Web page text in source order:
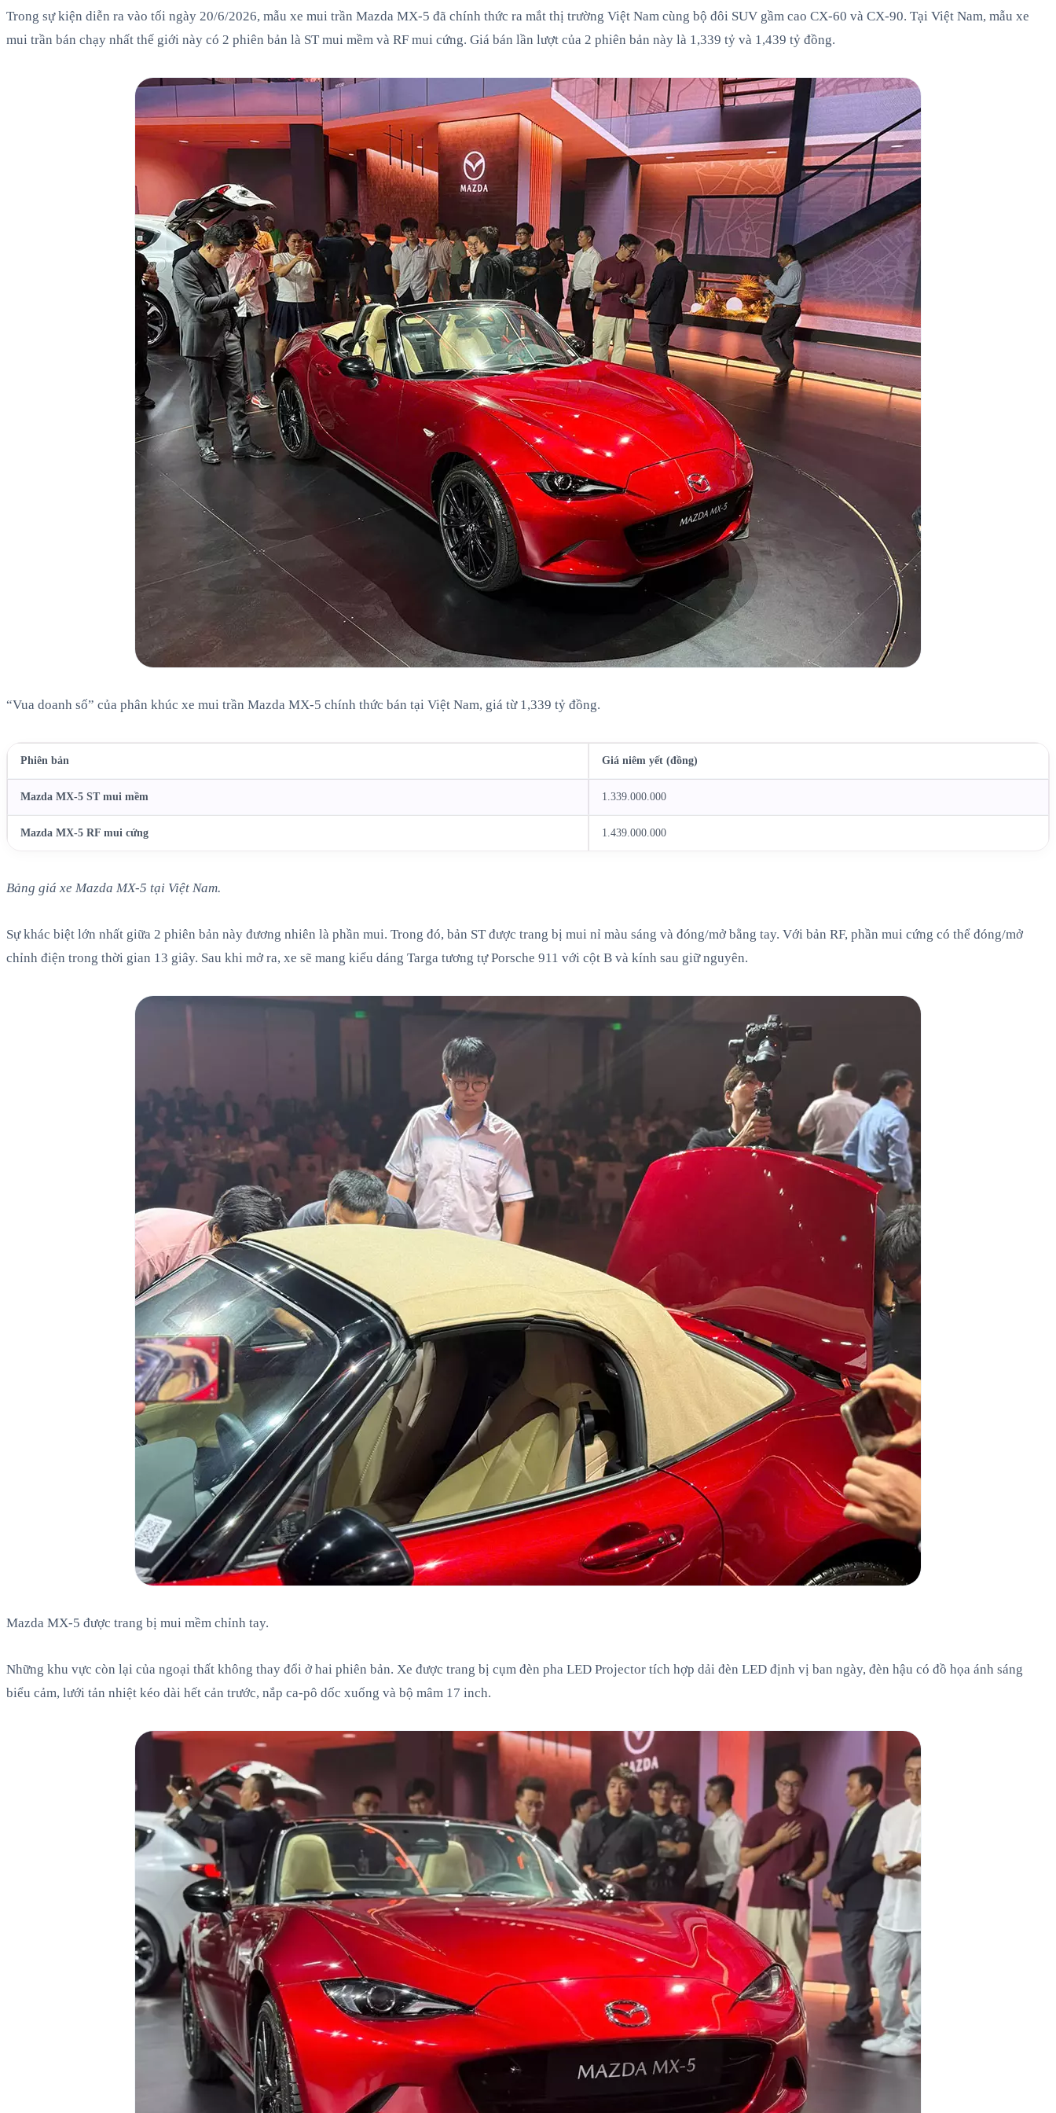
Trong sự kiện diễn ra vào tối ngày 20/6/2026, mẫu xe mui trần Mazda MX-5 đã chính thức ra mắt thị trường Việt Nam cùng bộ đôi SUV gầm cao CX-60 và CX-90. Tại Việt Nam, mẫu xe
mui trần bán chạy nhất thế giới này có 2 phiên bản là ST mui mềm và RF mui cứng. Giá bán lần lượt của 2 phiên bản này là 1,339 tỷ và 1,439 tỷ đồng.
“Vua doanh số” của phân khúc xe mui trần Mazda MX-5 chính thức bán tại Việt Nam, giá từ 1,339 tỷ đồng.
Phiên bản Giá niêm yết (đồng)
Mazda MX-5 ST mui mềm 1.339.000.000
Mazda MX-5 RF mui cứng 1.439.000.000
Bảng giá xe Mazda MX-5 tại Việt Nam.
Sự khác biệt lớn nhất giữa 2 phiên bản này đương nhiên là phần mui. Trong đó, bản ST được trang bị mui nỉ màu sáng và đóng/mở bằng tay. Với bản RF, phần mui cứng có thể đóng/mở
chỉnh điện trong thời gian 13 giây. Sau khi mở ra, xe sẽ mang kiểu dáng Targa tương tự Porsche 911 với cột B và kính sau giữ nguyên.
Mazda MX-5 được trang bị mui mềm chỉnh tay.
Những khu vực còn lại của ngoại thất không thay đổi ở hai phiên bản. Xe được trang bị cụm đèn pha LED Projector tích hợp dải đèn LED định vị ban ngày, đèn hậu có đồ họa ánh sáng
biểu cảm, lưới tản nhiệt kéo dài hết cản trước, nắp ca-pô dốc xuống và bộ mâm 17 inch.